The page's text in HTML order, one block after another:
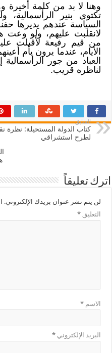
وهنا لا بد من كلمة
تكتوي بنير
السياسة عندهم يديرها
لانقلبت عليهم، ولو
من قيم رفيعة لأقبلت
الأيام، عندما يرون بأم
العباد من جور
لناظره قريب.
السابق
كتاب الدولة المستحيلة: نظرة
لطرح استشراقي
اترك تعليقاً
لن يتم نشر عنوان بريدك الإلكتروني.
التعليق*
الاسم*
البريد الإلكتروني*